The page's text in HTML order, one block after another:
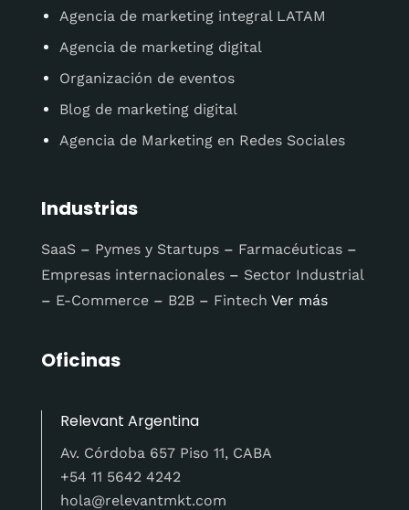
Agencia de marketing integral LATAM
Agencia de marketing digital
Organización de eventos
Blog de marketing digital
Agencia de Marketing en Redes Sociales
Industrias
SaaS– Pymes y Startups– Farmacéuticas–
Empresas internacionales– Sector Industrial
– E-Commerce– B2B– Fintech Ver más
Oficinas
Relevant Argentina
Av. Córdoba 657 Piso 11, CABA
+54 11 5642 4242
hola@relevantmkt.com